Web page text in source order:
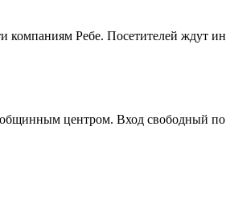
Ребе. Посетителей ждут
центром. Вход свободный по